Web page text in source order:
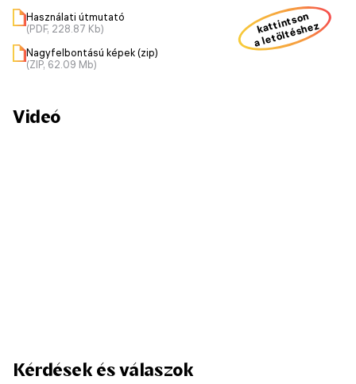
Használati útmutató
(PDF, 228.87 Kb)
Nagyfelbontású képek (zip)
(ZIP, 62.09 Mb)
kattintson
a letöltéshez
Videó
Kérdések és válaszok